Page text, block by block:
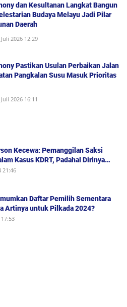
dan Kesultanan Langkat Bangun
Budaya Melayu Jadi Pilar
Daerah
Juli 2026 12:29
Pastikan Usulan Perbaikan Jalan
Pangkalan Susu Masuk Prioritas
Juli 2026 16:11
Kecewa: Pemanggilan Saksi
Kasus KDRT, Padahal Dirinya
dan Tidak Berada di Tempat
21:46
Daftar Pemilih Sementara
Artinya untuk Pilkada 2024?